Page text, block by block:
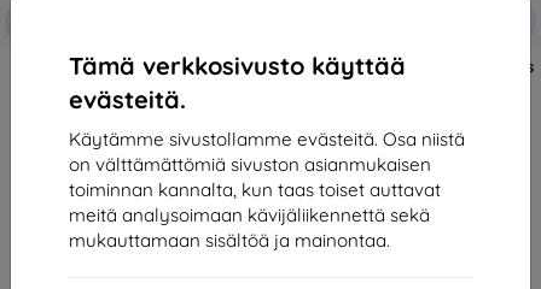
Tämä verkkosivusto käyttää
evästeitä.
Käytämme sivustollamme evästeitä. Osa niistä
on välttämättömiä sivuston asianmukaisen
toiminnan kannalta, kun taas toiset auttavat
meitä analysoimaan kävijäliikennettä sekä
mukauttamaan sisältöä ja mainontaa.
3mk Silky Matt Pro Protective
film for TCL 60 5G / 60R 5G / 60
SE NXTPAPER 5G
13,42 €
Varastossa > 5 kpl
3mk Lens Protection Hybrid glass
for TCL 60 5G / 60R 5G / 60 SE
10,71 €
Varastossa 1 kpl